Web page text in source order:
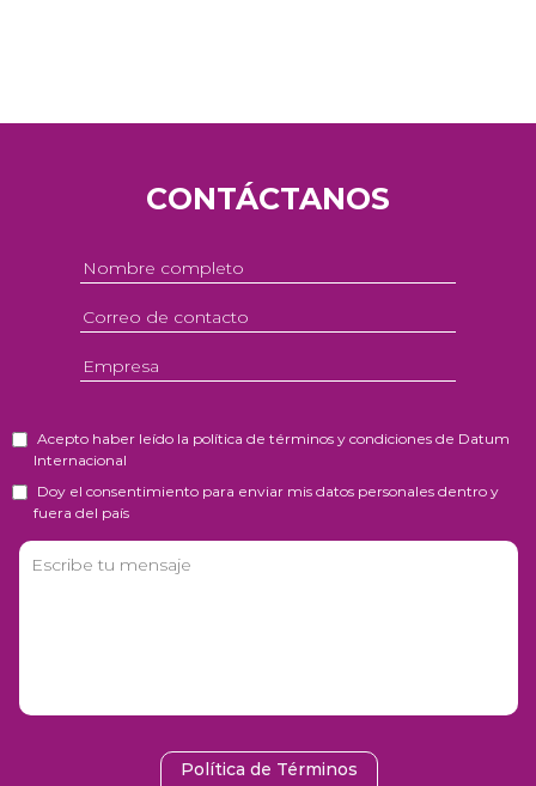
CONTÁCTANOS
Acepto haber leído la política de términos y condiciones de Datum
Internacional
Doy el consentimiento para enviar mis datos personales dentro y
fuera del país
Política de Términos